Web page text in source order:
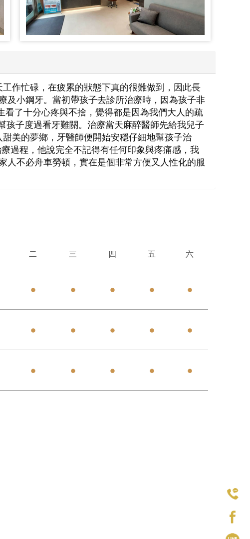
作忙碌，在疲累的狀態下真的很難做到，因此長
及小鋼牙。當初帶孩子去診所治療時，因為孩子非
了十分心疼與不捨，覺得都是因為我們大人的疏
子度過看牙難關。治療當天麻醉醫師先給我兒子
美的夢鄉，牙醫師便開始安穩仔細地幫孩子治
過程，他說完全不記得有任何印象與疼痛感，我
人不必舟車勞頓，實在是個非常方便又人性化的服
二 三 四 五 六